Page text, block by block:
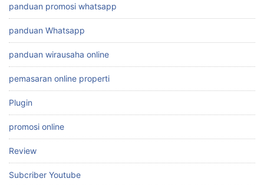
panduan promosi whatsapp
panduan Whatsapp
panduan wirausaha online
pemasaran online properti
Plugin
promosi online
Review
Subcriber Youtube